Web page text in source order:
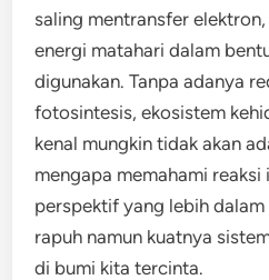
saling mentransfer
energi matahari dalam
digunakan. Tanpa adanya
fotosintesis, ekosistem
kenal mungkin tidak akan
mengapa memahami reaksi
perspektif yang lebih
rapuh namun kuatnya
di bumi kita tercinta.